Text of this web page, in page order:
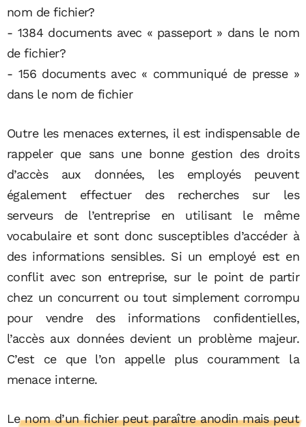
nom de fichier?
- 1384 documents avec « passeport » dans le nom
de fichier?
- 156 documents avec « communiqué de presse »
dans le nom de fichier
Outre les menaces externes, il est indispensable de
rappeler que sans une bonne gestion des droits
d’accès aux données, les employés peuvent
également effectuer des recherches sur les
serveurs de l’entreprise en utilisant le même
vocabulaire et sont donc susceptibles d’accéder à
des informations sensibles. Si un employé est en
conflit avec son entreprise, sur le point de partir
chez un concurrent ou tout simplement corrompu
pour vendre des informations confidentielles,
l’accès aux données devient un problème majeur.
C’est ce que l’on appelle plus couramment la
menace interne.
Le nom d’un fichier peut paraître anodin mais peut